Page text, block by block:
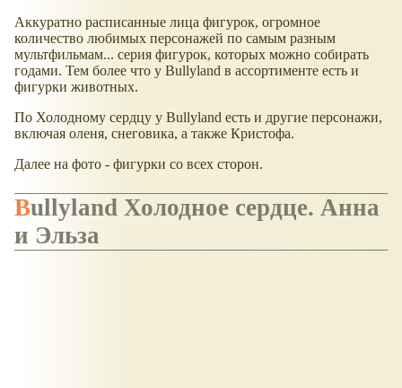
Аккуратно расписанные лица фигурок, огромное
количество любимых персонажей по самым разным
мультфильмам... серия фигурок, которых можно собирать
годами. Тем более что у Bullyland в ассортименте есть и
фигурки животных.
По Холодному сердцу у Bullyland есть и другие персонажи,
включая оленя, снеговика, а также Кристофа.
Далее на фото - фигурки со всех сторон.
Bullyland Холодное сердце. Анна
и Эльза